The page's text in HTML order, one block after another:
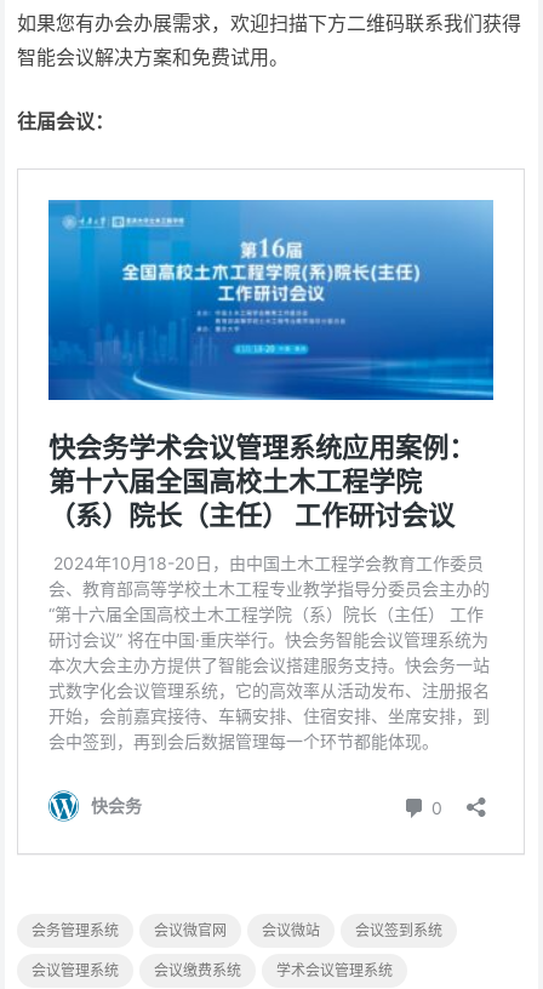
如果您有办会办展需求，欢迎扫描下方二维码联系我们获得
智能会议解决方案和免费试用。
往届会议：
会务管理系统 会议微官网 会议微站
会议签到系统
会议管理系统
会议缴费系统 学术会议管理系统